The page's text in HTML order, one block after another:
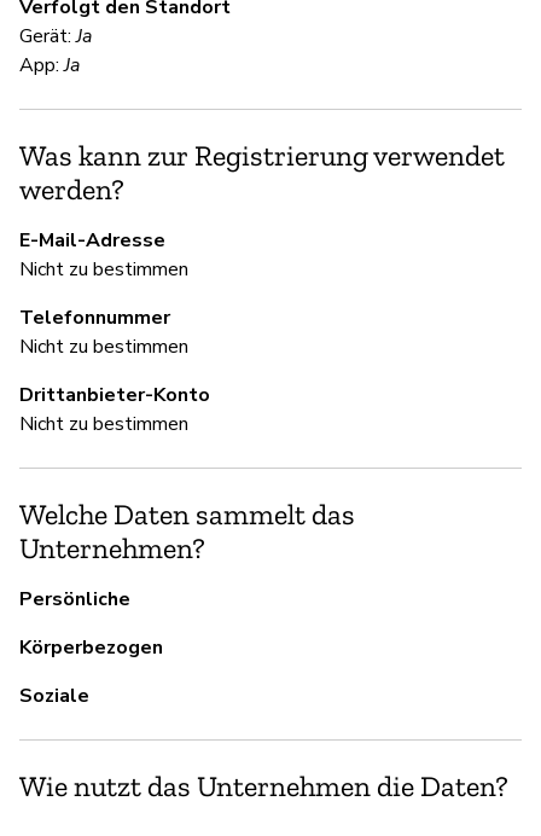
Verfolgt den Standort
Gerät:Ja
App:Ja
Was kann zur Registrierung verwendet
werden?
E-Mail-Adresse
Nicht zu bestimmen
Telefonnummer
Nicht zu bestimmen
Drittanbieter-Konto
Nicht zu bestimmen
Welche Daten sammelt das
Unternehmen?
Persönliche
Körperbezogen
Soziale
Wie nutzt das Unternehmen die Daten?